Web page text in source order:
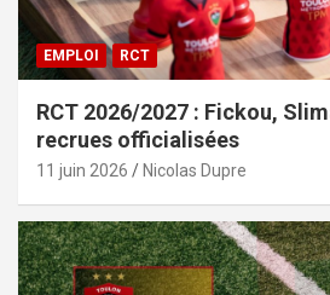
EMPLOI RCT
RCT 2026/2027 : Fickou,
recrues officialisées
11 juin 2026 Nicolas Dupre